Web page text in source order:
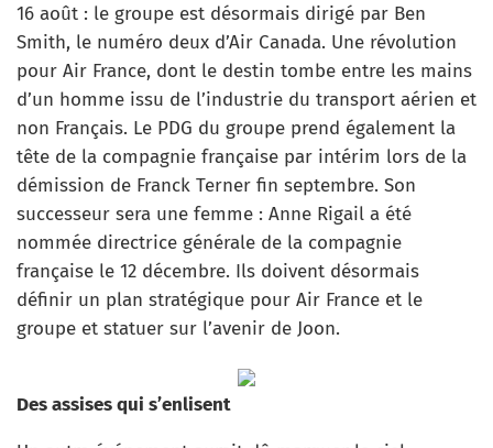
16 août : le groupe est désormais dirigé par Ben
Smith, le numéro deux d’Air Canada. Une révolution
pour Air France, dont le destin tombe entre les mains
d’un homme issu de l’industrie du transport aérien et
non Français. Le PDG du groupe prend également la
tête de la compagnie française par intérim lors de la
démission de Franck Terner fin septembre. Son
successeur sera une femme : Anne Rigail a été
nommée directrice générale de la compagnie
française le 12 décembre. Ils doivent désormais
définir un plan stratégique pour Air France et le
groupe et statuer sur l’avenir de Joon.
Des assises qui s’enlisent